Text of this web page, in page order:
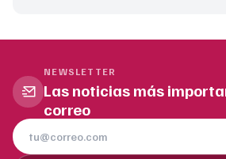
NEWSLETTER
Las noticias más
correo